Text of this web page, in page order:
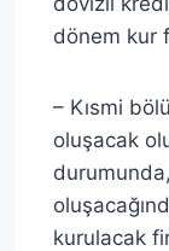
dönem kur
– Kısmi
oluşacak
kurulacak